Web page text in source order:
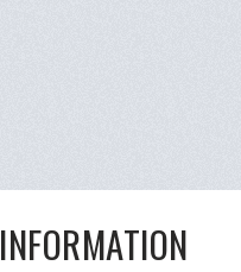
INFORMATION